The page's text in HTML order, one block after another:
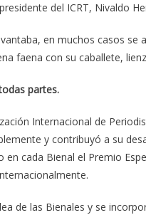
del ICRT, Nivaldo
en muchos casos se
faena con su caballete,
partes.
Internacional de
y contribuyó a su
cada Bienal el Premio
de las Bienales y se